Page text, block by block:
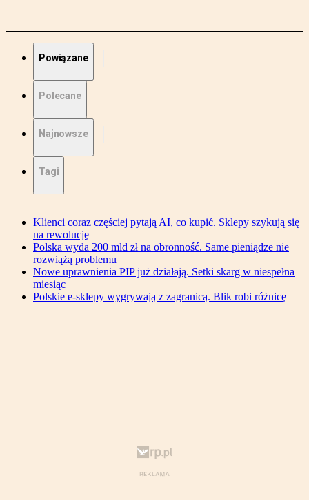
Powiązane
Polecane
Najnowsze
Tagi
Klienci coraz częściej pytają AI, co kupić. Sklepy szykują się
na rewolucję
Polska wyda 200 mld zł na obronność. Same pieniądze nie
rozwiążą problemu
Nowe uprawnienia PIP już działają. Setki skarg w niespełna
miesiąc
Polskie e-sklepy wygrywają z zagranicą. Blik robi różnicę